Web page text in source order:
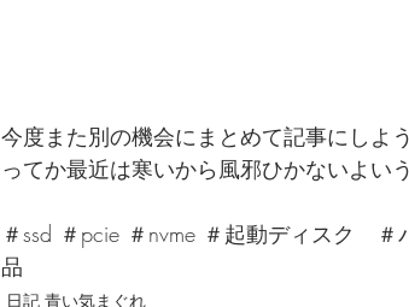
今度また別の機会にまとめて記事にしよう
ってか最近は寒いから風邪ひかないよい
＃ssd ＃pcie ＃nvme ＃起動ディスク　
品
日記 青い気まぐれ